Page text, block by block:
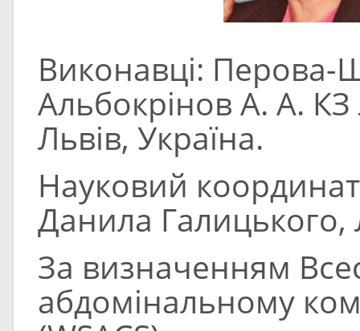
Виконавці:
Альбокрінов А. А.
Львів, Україна.
Науковий
Данила Галицького,
За визначенням
абдомінальному